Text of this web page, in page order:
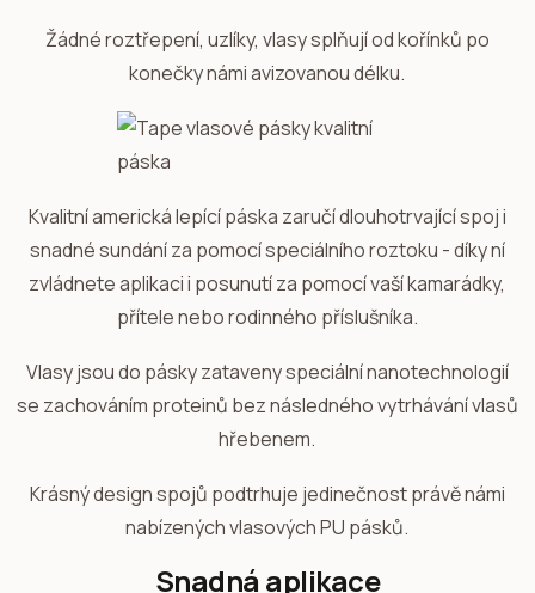
Žádné roztřepení, uzlíky, vlasy splňují od kořínků po
konečky námi avizovanou délku.
Kvalitní americká lepící páska zaručí dlouhotrvající spoj i
snadné sundání za pomocí speciálního roztoku - díky ní
zvládnete aplikaci i posunutí za pomocí vaší kamarádky,
přítele nebo rodinného příslušníka.
Vlasy jsou do pásky zataveny speciální nanotechnologií
se zachováním proteinů bez následného vytrhávání vlasů
hřebenem.
Krásný design spojů podtrhuje jedinečnost právě námi
nabízených vlasových PU pásků.
Snadná aplikace